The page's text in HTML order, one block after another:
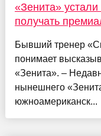
«Зенита»
получать
Бывший тренер
понимает
«Зенита». –
нынешнего
южноамериканск...